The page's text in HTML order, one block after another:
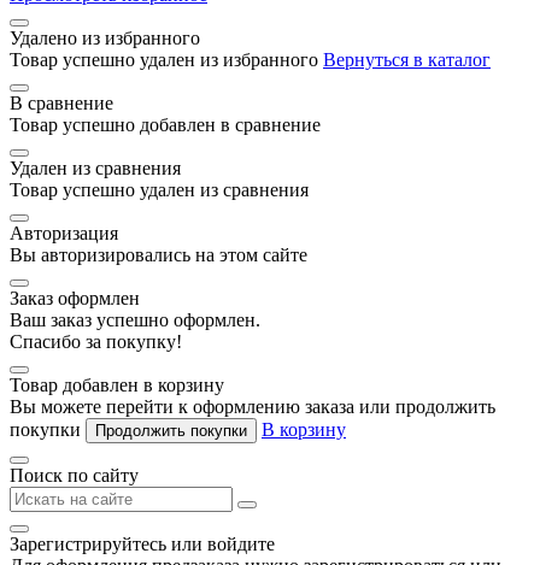
Удалено из избранного
Товар успешно удален из избранного Вернуться в каталог
В сравнение
Товар успешно добавлен в сравнение
Удален из сравнения
Товар успешно удален из сравнения
Авторизация
Вы авторизировались на этом сайте
Заказ оформлен
Ваш заказ успешно оформлен.
Спасибо за покупку!
Товар добавлен в корзину
Вы можете перейти к оформлению заказа или продолжить
покупки
Продолжить покупки В корзину
Поиск по сайту
Зарегистрируйтесь или войдите